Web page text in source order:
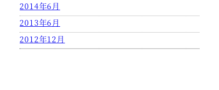
2014年6月
2013年6月
2012年12月